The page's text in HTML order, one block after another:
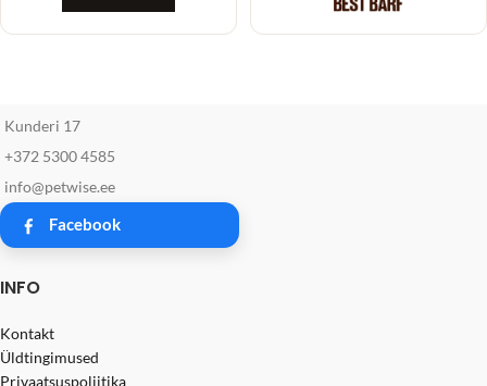
Kunderi 17
+372 5300 4585
info@petwise.ee
Facebook
INFO
Kontakt
Üldtingimused
Privaatsuspoliitika